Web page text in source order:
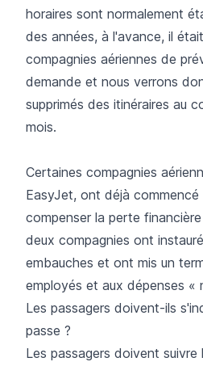
horaires sont normalement
des années, à l'avance, il
compagnies aériennes de
demande et nous verrons
supprimés des itinéraires au
mois.
Certaines compagnies
EasyJet, ont déjà
compenser la perte
deux compagnies ont
embauches et ont mis un
employés et aux dépenses «
Les passagers doivent-ils
passe ?
Les passagers doivent suivre